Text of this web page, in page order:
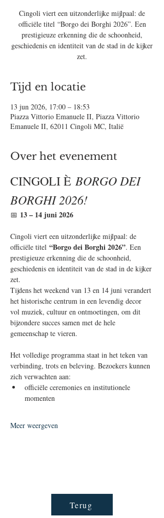
Cingoli viert een uitzonderlijke mijlpaal: de
officiële titel “Borgo dei Borghi 2026”. Een
prestigieuze erkenning die de schoonheid,
geschiedenis en identiteit van de stad in de kijker
zet.
Tijd en locatie
13 jun 2026, 17:00 – 18:53
Piazza Vittorio Emanuele II, Piazza Vittorio
Emanuele II, 62011 Cingoli MC, Italië
Over het evenement
CINGOLI È BORGO DEI
BORGHI 2026!
📅 13 – 14 juni 2026
Cingoli viert een uitzonderlijke mijlpaal: de
officiële titel “Borgo dei Borghi 2026”. Een
prestigieuze erkenning die de schoonheid,
geschiedenis en identiteit van de stad in de kijker
zet.
Tijdens het weekend van 13 en 14 juni verandert
het historische centrum in een levendig decor
vol muziek, cultuur en ontmoetingen, om dit
bijzondere succes samen met de hele
gemeenschap te vieren.
Het volledige programma staat in het teken van
verbinding, trots en beleving. Bezoekers kunnen
zich verwachten aan:
officiële ceremonies en institutionele
momenten
Meer weergeven
Terug